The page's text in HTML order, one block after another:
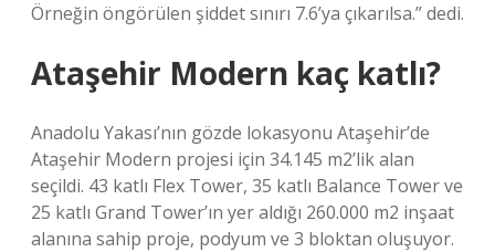
Örneğin öngörülen şiddet sınırı 7.6’ya çıkarılsa.” dedi.
Ataşehir Modern kaç katlı?
Anadolu Yakası’nın gözde lokasyonu Ataşehir’de
Ataşehir Modern projesi için 34.145 m2’lik alan
seçildi. 43 katlı Flex Tower, 35 katlı Balance Tower ve
25 katlı Grand Tower’ın yer aldığı 260.000 m2 inşaat
alanına sahip proje, podyum ve 3 bloktan oluşuyor.